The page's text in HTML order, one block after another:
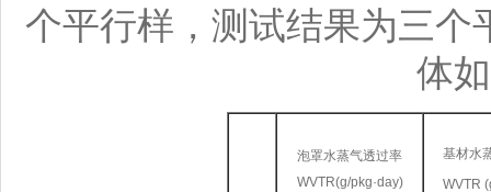
个平行样，测试结果为三个
体
泡罩水蒸气透过率
WVTR(g/pkg·day)
基材水
WVTR